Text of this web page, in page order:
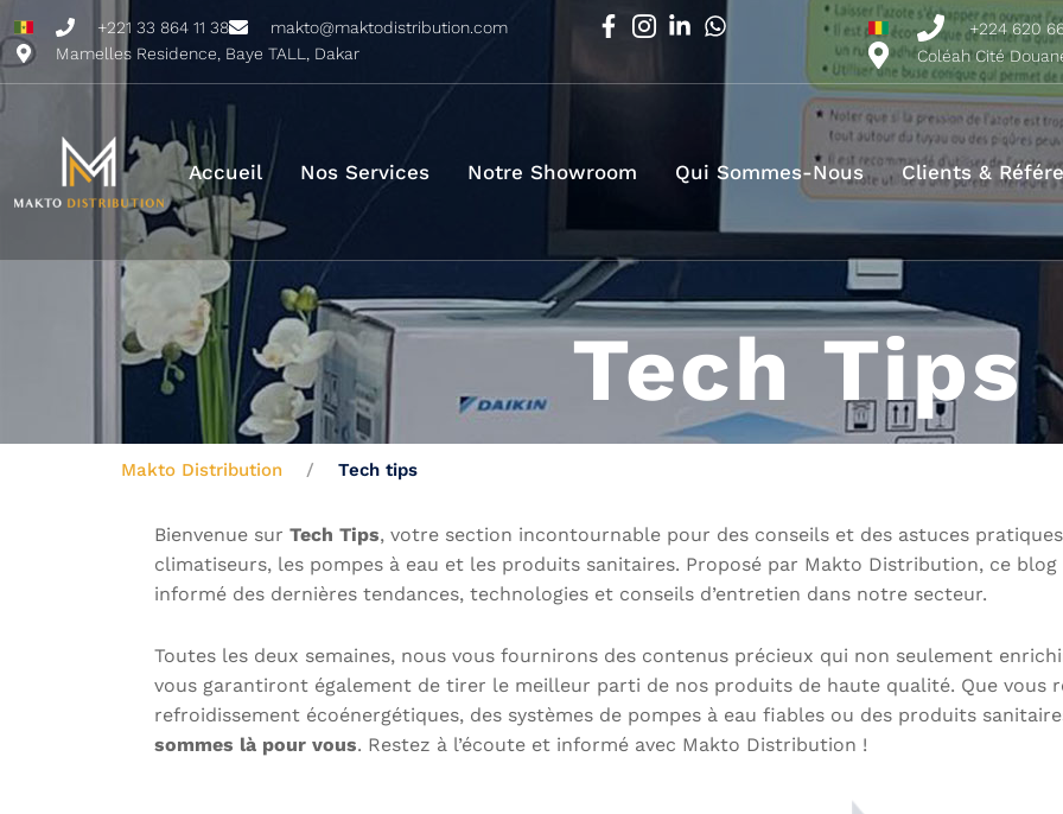
+221 33 864 11 38
makto@maktodistribution.com
Mamelles Residence, Baye TALL, Dakar
+224 620
Coléah Cité
Accueil Nos Services Notre Showroom Qui Sommes-Nous Clients &
Tech Tips
Makto Distribution Tech tips
Bienvenue sur Tech Tips, votre section incontournable pour des conseils et des astuces
climatiseurs, les pompes à eau et les produits sanitaires. Proposé par Makto Distribution, ce
informé des dernières tendances, technologies et conseils d’entretien dans notre secteur.
Toutes les deux semaines, nous vous fournirons des contenus précieux qui non seulement
vous garantiront également de tirer le meilleur parti de nos produits de haute qualité. Que vous
refroidissement écoénergétiques, des systèmes de pompes à eau fiables ou des produits
sommes là pour vous. Restez à l’écoute et informé avec Makto Distribution !